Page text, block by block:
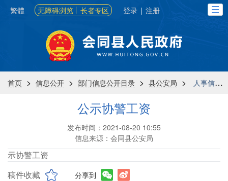
繁體 无障碍浏览 长者专区 登录 | 注册
首页 > 信息公开 > 部门信息公开目录 > 县公安局 > 人事信息
公示协警工资
发布时间：2021-08-20 10:55
信息来源：会同县公安局
公示协警工资
稿件收藏
分享到